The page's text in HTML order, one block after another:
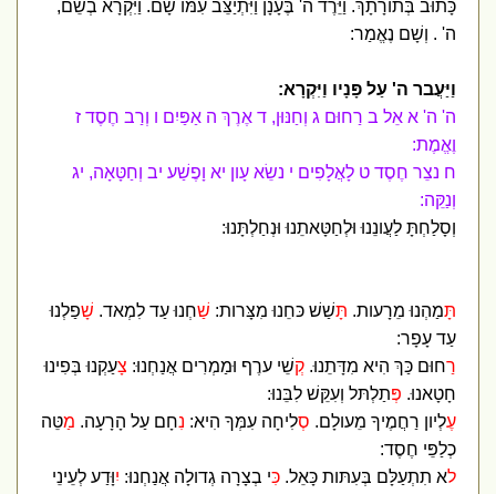
כָּתוּב בְּתורָתָךְ. וַיֵּרֶד ה' בֶּעָנָן וַיִּתְיַצֵּב עִמּו שָׁם. וַיִּקְרָא בְשֵׁם,
ה' . וְשָׁם נֶאֱמַר:
וַיַּעֲבר ה' עַל פָּנָיו וַיִּקְרָא:
ה' ה' א אֵל ב רַחוּם ג וְחַנּוּן, ד אֶרֶךְ ה אַפַּיִם ו וְרַב חֶסֶד ז
וֶאֱמֶת:
ח נצֵר חֶסֶד ט לָאֲלָפִים י נשֵׂא עָון יא וָפֶשַׁע יב וְחַטָּאָה, יג
וְנַקֵּה:
וְסָלַחְתָּ לַעֲונֵנוּ וּלְחַטָּאתֵנוּ וּנְחַלְתָּנוּ:
ָּמַהְנוּ מֵרָעות.ת ָּשַׁשׁ כּחֵנוּ מִצָּרות:ש ַׁחְנוּ עַד לִמְאד.ש ָׁפַלְנוּ
עַד עָפָר:
חוּם כַּךְ הִיא מִדָּתֵנוּ.קְשֵׁי ערֶף וּמַמְרִים אֲנַחְנוּ:צָעַקְנוּ בְּפִינוּ
חָטָאנוּ.פ ְּתַלְתּל וְעִקֵּשׁ לִבֵּנוּ:
ֶלְיון רַחֲמֶיךָ מֵעולָם.ס ְלִיחָה עִמְּךָ הִיא:נִחָם עַל הָרָעָה.מ ַטֵּה
כְלַפֵּי חֶסֶד:
א תִתְעַלָּם בְּעִתּות כָּאֵל.כִּי בְצָרָה גְדולָה אֲנַחְנוּ:יִוָּדַע לְעֵינֵי